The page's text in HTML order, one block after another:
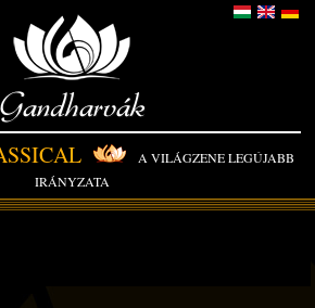
Gandharvák
A VILÁGZENE LEGÚJABB
IRÁNYZATA